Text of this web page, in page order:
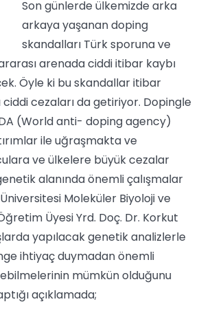
Son günlerde ülkemizde arka
arkaya yaşanan doping
skandalları Türk sporuna ve
arenada ciddi itibar kaybı
Öyle ki bu skandallar itibar
ciddi cezaları da getiriyor. Dopingle
(World anti- doping agency)
ile uğraşmakta ve
ve ülkelere büyük cezalar
alanında önemli çalışmalar
Moleküler Biyoloji ve
Üyesi Yrd. Doç. Dr. Korkut
yapılacak genetik analizlerle
ihtiyaç duymadan önemli
mümkün olduğunu
açıklamada;